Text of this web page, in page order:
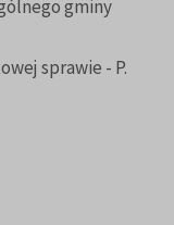
gminy
sprawie - P.